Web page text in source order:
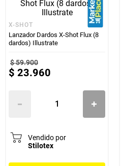
X-SHOT
Lanzador Dardos X-Shot Flux (8
dardos) Illustrate
$59.900
$ 23.960
Vendido por
Stilotex